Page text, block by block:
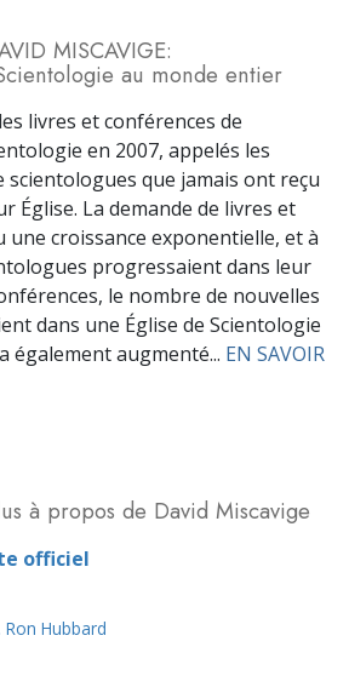
MISCAVIGE:
au monde entier
livres et conférences de
en 2007, appelés les
scientologues que jamais ont reçu
Église. La demande de livres et
une croissance exponentielle, et à
progressaient dans leur
le nombre de nouvelles
dans une Église de Scientologie
également augmenté... EN SAVOIR
à propos de David Miscavige
officiel
Ron Hubbard